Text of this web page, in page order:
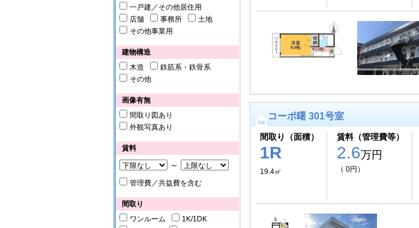
一戸建／その他居住用
店舗
事務所
土地
その他事業用
建物構造
木造
鉄筋系・鉄骨系
その他
画像有無
間取り図あり
外観写真あり
賃料
～
管理費／共益費を含む
間取り
ワンルーム
1K/1DK
コーポ曙 301号室
間取り（面積）
1R
19.4㎡
賃料（管理費等）
2.6万円
（ 0円）